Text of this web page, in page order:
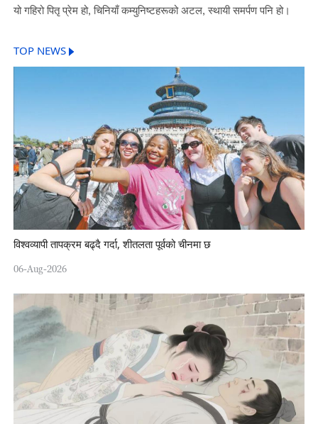
यो गहिरो पितृ प्रेम हो, चिनियाँ कम्युनिष्टहरूको अटल, स्थायी समर्पण पनि हो।
TOP NEWS
विश्वव्यापी तापक्रम बढ्दै गर्दा, शीतलता पूर्वको चीनमा छ
06-Aug-2026